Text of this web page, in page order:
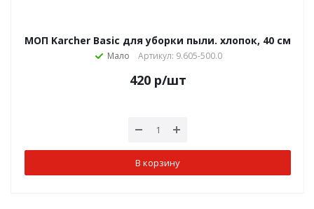
МОП Karcher Basic для уборки пыли. хлопок, 40 см
Мало Артикул: 9.605-500.0
420р/шт
В корзину